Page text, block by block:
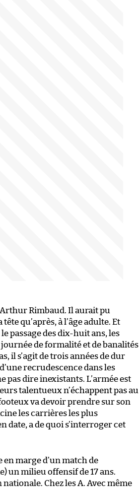
Rimbaud. Il aurait pu
qu’après, à l’âge adulte. Et
passage des dix-huit ans, les
de formalité et de banalités
il s’agit de trois années de dur
recrudescence dans les
pas dire inexistants. L’armée est
talentueux n’échappent pas au
va devoir prendre sur son
les carrières les plus
date, a de quoi s’interroger cet
marge d’un match de
un milieu offensif de 17 ans.
Chez les A. Avec même